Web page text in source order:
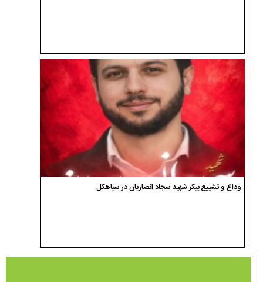
وداع و تشییع پیکر شهید سجاد انصاریان در سیاهکل